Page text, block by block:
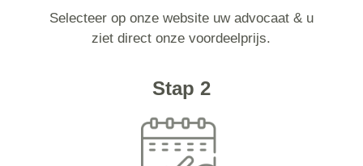
Selecteer op onze website uw advocaat & u
ziet direct onze voordeelprijs.
Stap 2